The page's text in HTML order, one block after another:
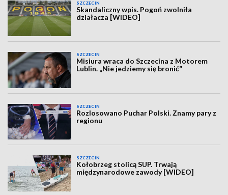
SZCZECIN
Skandaliczny wpis. Pogoń zwolniła
działacza [WIDEO]
SZCZECIN
Misiura wraca do Szczecina z Motorem
Lublin. „Nie jedziemy się bronić”
SZCZECIN
Rozlosowano Puchar Polski. Znamy pary z
regionu
SZCZECIN
Kołobrzeg stolicą SUP. Trwają
międzynarodowe zawody [WIDEO]